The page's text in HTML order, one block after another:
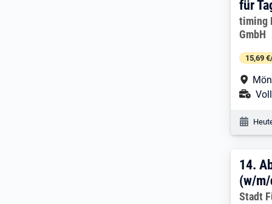
für
timing
GmbH
15,69
14.
14.
(w/
Stadt